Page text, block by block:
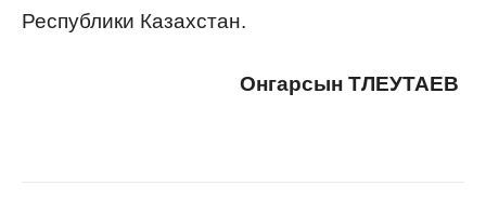
Республики Казахстан.
Онгарсын ТЛЕУТАЕВ